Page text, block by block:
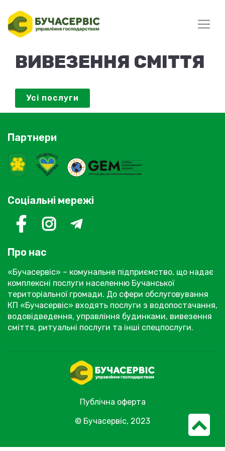
ВИВЕЗЕННЯ СМІТТЯ
Усі послуги
Партнери
Соціальні мережі
Про нас
«Бучасервіс» – комунальне підприємство, що надає
комплексні послуги населенню Бучанської
територіальної громади. До сфери обслуговування
КП «Бучасервіс» входять послуги з водопостачання,
водовідведення, управління будинками, вивезення
сміття, ритуальні послуги та інші спецпослуги.
Публічна оферта
© Бучасервіс, 2023